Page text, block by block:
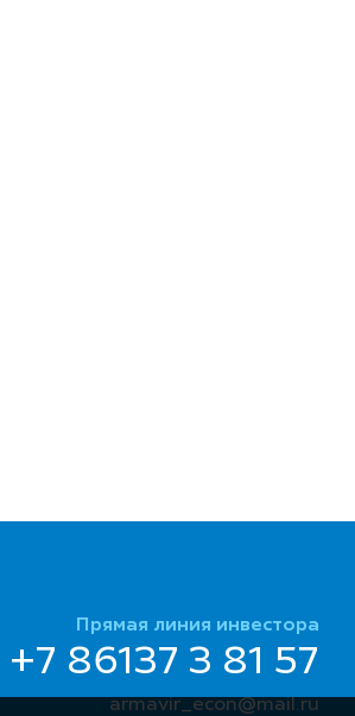
Прямая линия инвестора
+7 86137 3 81 57
armavir_econ@mail.ru